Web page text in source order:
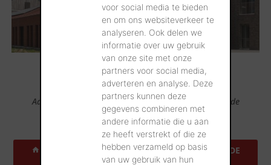
voor social media te bieden
en om ons websiteverkeer te
analyseren. Ook delen we
informatie over uw gebruik
van onze site met onze
partners voor social media,
adverteren en analyse. Deze
partners kunnen deze
gegevens combineren met
andere informatie die u aan
ze heeft verstrekt of die ze
hebben verzameld op basis
van uw gebruik van hun
Admirez nos produits dans des centaines d’adresses de
références.
TROUVEZ UNE ADRESSE DE RÉFÉRENCE PRÈS DE
CHEZ VOUS